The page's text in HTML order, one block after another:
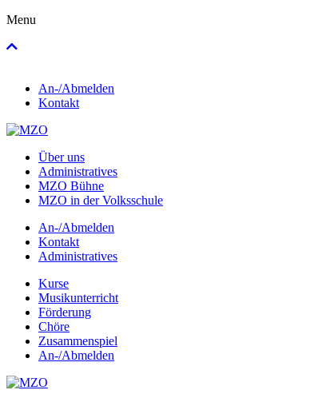
Menu
An-/Abmelden
Kontakt
Über uns
Administratives
MZO Bühne
MZO in der Volksschule
An-/Abmelden
Kontakt
Administratives
Kurse
Musikunterricht
Förderung
Chöre
Zusammenspiel
An-/Abmelden